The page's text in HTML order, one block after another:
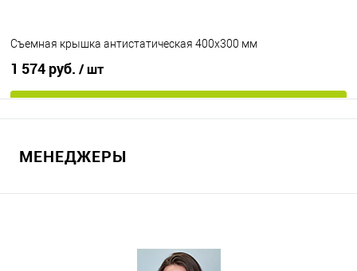
Съемная крышка антистатическая 400х300 мм
1 574 руб. / шт
В избранное
МЕНЕДЖЕРЫ